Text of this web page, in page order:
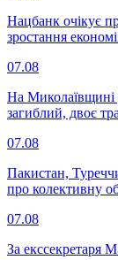
Нацбанк очікує
зростання
07.08
На Миколаївщині
загиблий, двоє
07.08
Пакистан,
про колективну
07.08
За екссекретаря